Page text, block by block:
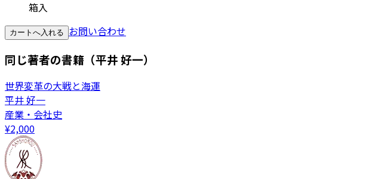
箱入
カートへ入れる お問い合わせ
同じ著者の書籍（平井 好一）
世界変革の大戦と海運
平井 好一
産業・会社史
¥2,000